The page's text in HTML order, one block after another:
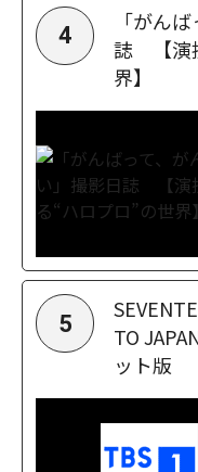
4
「がん
誌 【演
界】
5
TO
ット版